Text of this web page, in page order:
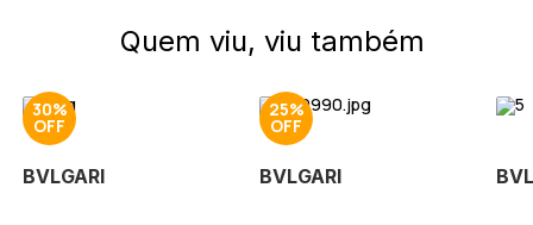
Quem viu, viu também
30%
BVLGARI
25%
BVLGARI